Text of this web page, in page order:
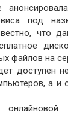
под
что
файлов на
доступен
а и